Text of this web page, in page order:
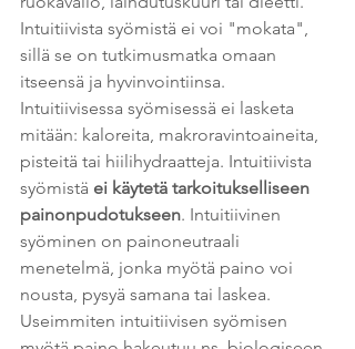
Intuitiivista syömistä ei voi "mokata",
sillä se on tutkimusmatka omaan
itseensä ja hyvinvointiinsa.
Intuitiivisessa syömisessä ei lasketa
mitään: kaloreita, makroravintoaineita,
pisteitä tai hiilihydraatteja. Intuitiivista
syömistä ei käytetä tarkoitukselliseen
painonpudotukseen. Intuitiivinen
syöminen on painoneutraali
menetelmä, jonka myötä paino voi
nousta, pysyä samana tai laskea.
Useimmiten intuitiivisen syömisen